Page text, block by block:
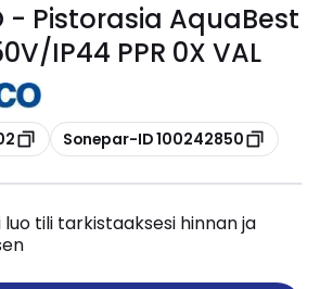
- Pistorasia AquaBest
IP44 PPR 0X VAL
Kopioi
Sonepar-ID 100242850
luo tili tarkistaaksesi hinnan ja